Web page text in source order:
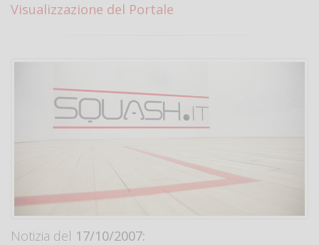
Visualizzazione del Portale
Notizia del 17/10/2007: